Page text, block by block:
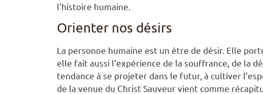
l’histoire humaine.
Orienter nos désirs
La personne humaine est un être de désir. Elle
elle fait aussi l’expérience de la souffrance, de la
tendance à se projeter dans le futur, à cultiver
de la venue du Christ Sauveur vient comme